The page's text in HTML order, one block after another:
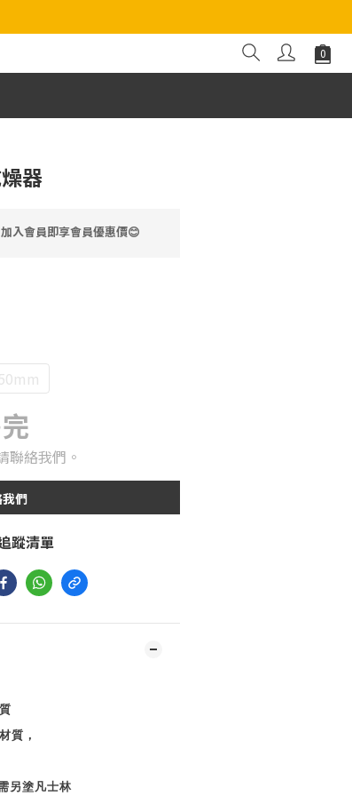
器
入會員即享會員優惠價😊
聯絡我們。
們
蹤清單
材質，
另塗凡士林